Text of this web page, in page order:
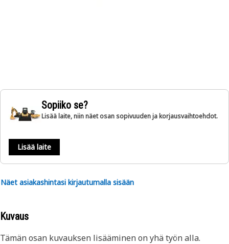
Sopiiko se?
Lisää laite, niin näet osan sopivuuden ja korjausvaihtoehdot.
Lisää laite
Näet asiakashintasi kirjautumalla sisään
Kuvaus
Tämän osan kuvauksen lisääminen on yhä työn alla.